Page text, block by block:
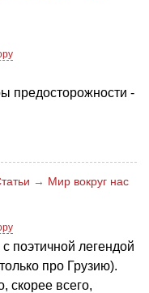
предосторожности -
→ Мир вокруг нас
поэтичной легендой
про Грузию).
скорее всего,